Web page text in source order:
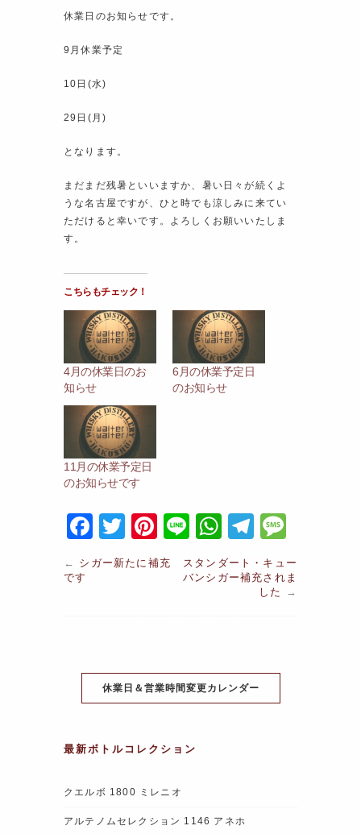
休業日のお知らせです。
9月休業予定
10日(水)
29日(月)
となります。
まだまだ残暑といいますか、暑い日々が続くよ
うな名古屋ですが、ひと時でも涼しみに来てい
ただけると幸いです。よろしくお願いいたしま
す。
こちらもチェック！
4月の休業日のお
知らせ
6月の休業予定日
のお知らせ
11月の休業予定日
のお知らせです
F
a
c
o
k
T
w
itt
Pi
nt
er
Li
n
e
W
h
at
p
T
el
e
gr
s
s
← シガー新たに補充
です
スタンダート・キュー
バンシガー補充されま
した
→
休業日＆営業時間変更カレンダー
最新ボトルコレクション
クエルボ 1800 ミレニオ
アルテノムセレクション 1146 アネホ